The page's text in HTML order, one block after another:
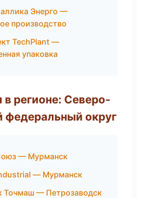
Энерго —
производство
TechPlant —
упаковка
в регионе: Северо-
федеральный округ
— Мурманск
— Мурманск
Точмаш — Петрозаводск